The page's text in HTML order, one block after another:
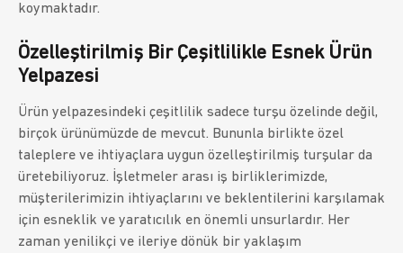
koymaktadır.
Özelleştirilmiş Bir Çeşitlilikle Esnek Ürün
Yelpazesi
Ürün yelpazesindeki çeşitlilik sadece turşu özelinde değil,
birçok ürünümüzde de mevcut. Bununla birlikte özel
taleplere ve ihtiyaçlara uygun özelleştirilmiş turşular da
üretebiliyoruz. İşletmeler arası iş birliklerimizde,
müşterilerimizin ihtiyaçlarını ve beklentilerini karşılamak
için esneklik ve yaratıcılık en önemli unsurlardır. Her
zaman yenilikçi ve ileriye dönük bir yaklaşım